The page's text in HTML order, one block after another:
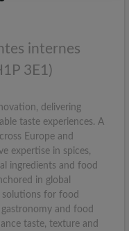
internes
3E1)
delivering
taste experiences. A
Europe and
expertise in spices,
ingredients and food
in global
solutions for food
and food
taste, texture and